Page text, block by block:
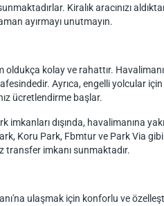
Kiralık aracınızı
ayırmayı unutmayın.
oldukça kolay ve rahattır.
Ayrıca, engelli yolcular
ücretlendirme başlar.
imkanları dışında, havalimanına
Koru Park, Fbmtur ve Park Via
transfer imkanı sunmaktadır.
ulaşmak için konforlu ve